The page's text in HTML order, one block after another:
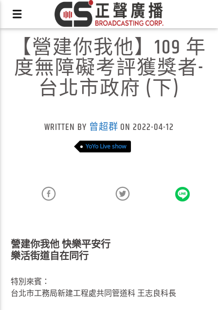
【營建你我他】109 年
度無障礙考評獲獎者-
台北市政府 (下)
WRITTEN BY 曾超群 ON 2022-04-12
YoYo Live show
營建你我他 快樂平安行
樂活街道自在同行
特別來賓：
台北市工務局新建工程處共同管道科 王志良科長